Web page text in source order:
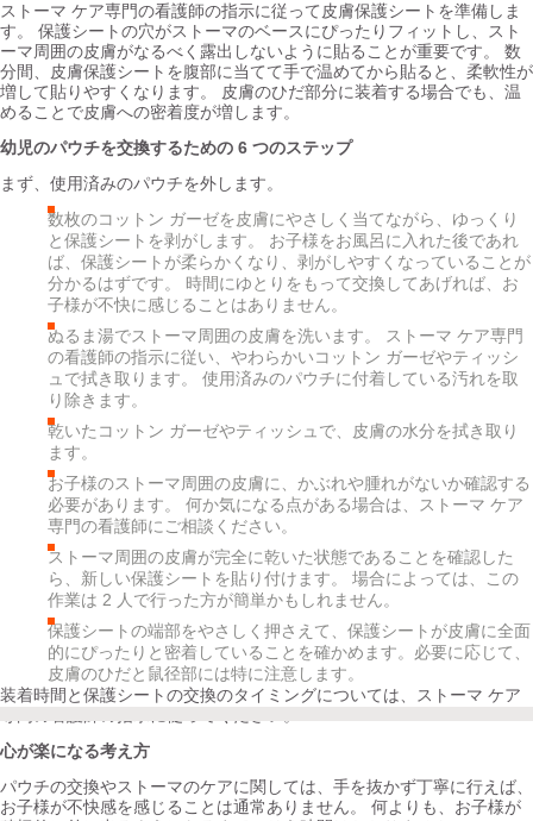
ストーマ ケア専門の看護師の指示に従って皮膚保護シートを準備しま
す。 保護シートの穴がストーマのベースにぴったりフィットし、スト
ーマ周囲の皮膚がなるべく露出しないように貼ることが重要です。 数
分間、皮膚保護シートを腹部に当てて手で温めてから貼ると、柔軟性が
増して貼りやすくなります。 皮膚のひだ部分に装着する場合でも、温
めることで皮膚への密着度が増します。
幼児のパウチを交換するための 6 つのステップ
まず、使用済みのパウチを外します。
数枚のコットン ガーゼを皮膚にやさしく当てながら、ゆっくり
と保護シートを剥がします。 お子様をお風呂に入れた後であれ
ば、保護シートが柔らかくなり、剥がしやすくなっていることが
分かるはずです。 時間にゆとりをもって交換してあげれば、お
子様が不快に感じることはありません。
ぬるま湯でストーマ周囲の皮膚を洗います。 ストーマ ケア専門
の看護師の指示に従い、やわらかいコットン ガーゼやティッシ
ュで拭き取ります。 使用済みのパウチに付着している汚れを取
り除きます。
乾いたコットン ガーゼやティッシュで、皮膚の水分を拭き取り
ます。
お子様のストーマ周囲の皮膚に、かぶれや腫れがないか確認する
必要があります。 何か気になる点がある場合は、ストーマ ケア
専門の看護師にご相談ください。
ストーマ周囲の皮膚が完全に乾いた状態であることを確認した
ら、新しい保護シートを貼り付けます。 場合によっては、この
作業は 2 人で行った方が簡単かもしれません。
保護シートの端部をやさしく押さえて、保護シートが皮膚に全面
的にぴったりと密着していることを確かめます。必要に応じて、
皮膚のひだと鼠径部には特に注意します。
装着時間と保護シートの交換のタイミングについては、ストーマ ケア
心が楽になる考え方
パウチの交換やストーマのケアに関しては、手を抜かず丁寧に行えば、
お子様が不快感を感じることは通常ありません。 何よりも、お子様が